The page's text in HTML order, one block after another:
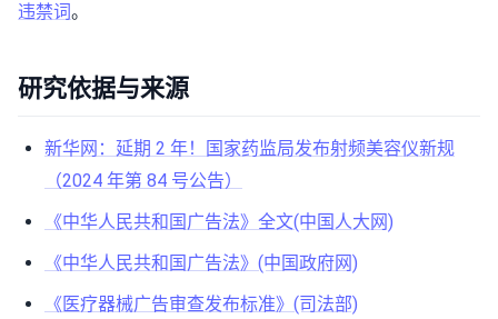
违禁词。
研究依据与来源
新华网：延期 2 年！国家药监局发布射频美容仪新规
（2024 年第 84 号公告）
《中华人民共和国广告法》全文(中国人大网)
《中华人民共和国广告法》(中国政府网)
《医疗器械广告审查发布标准》(司法部)